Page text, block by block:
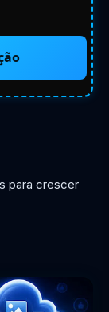
para crescer